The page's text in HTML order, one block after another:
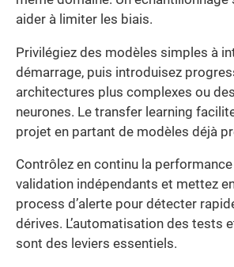
aider à limiter les biais.
Privilégiez des modèles simples à
démarrage, puis introduisez
architectures plus complexes ou
neurones. Le transfer learning
projet en partant de modèles déjà
Contrôlez en continu la
validation indépendants et mettez
process d’alerte pour détecter
dérives. L’automatisation des tests
sont des leviers essentiels.